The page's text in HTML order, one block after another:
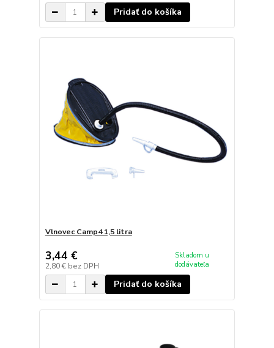
Pridať do košíka
Vlnovec Camp4 1,5 litra
3,44 €
2,80 € bez DPH
Skladom u
dodávateľa
Pridať do košíka